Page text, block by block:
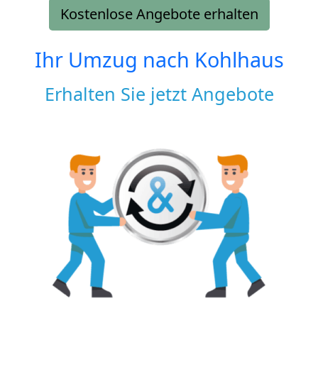
Kostenlose Angebote erhalten
Ihr Umzug nach Kohlhaus
Erhalten Sie jetzt Angebote